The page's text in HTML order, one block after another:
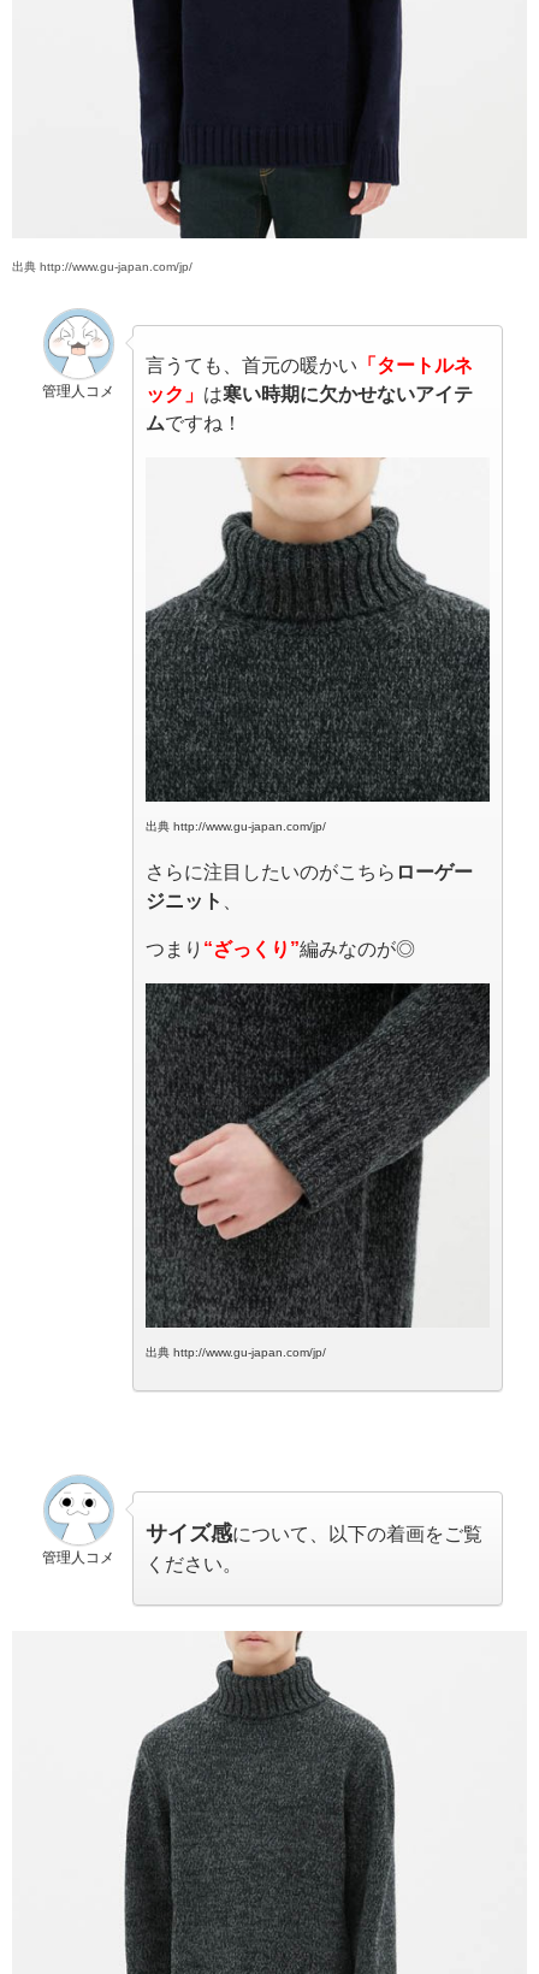
出典 http://www.gu-japan.com/jp/
管理人コメ
言うても、首元の暖かい 「タートルネ
ック」 は寒い時期に欠かせないアイテ
ムですね！
出典 http://www.gu-japan.com/jp/
さらに注目したいのがこちら ローゲー
ジニット
つまり “ざっくり”編みなのが◎
出典 http://www.gu-japan.com/jp/
管理人コメ
サイズ感について、以下の着画をご覧
ください。